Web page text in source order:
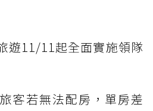
遊11/11起全面實施領隊
客若無法配房，單房差